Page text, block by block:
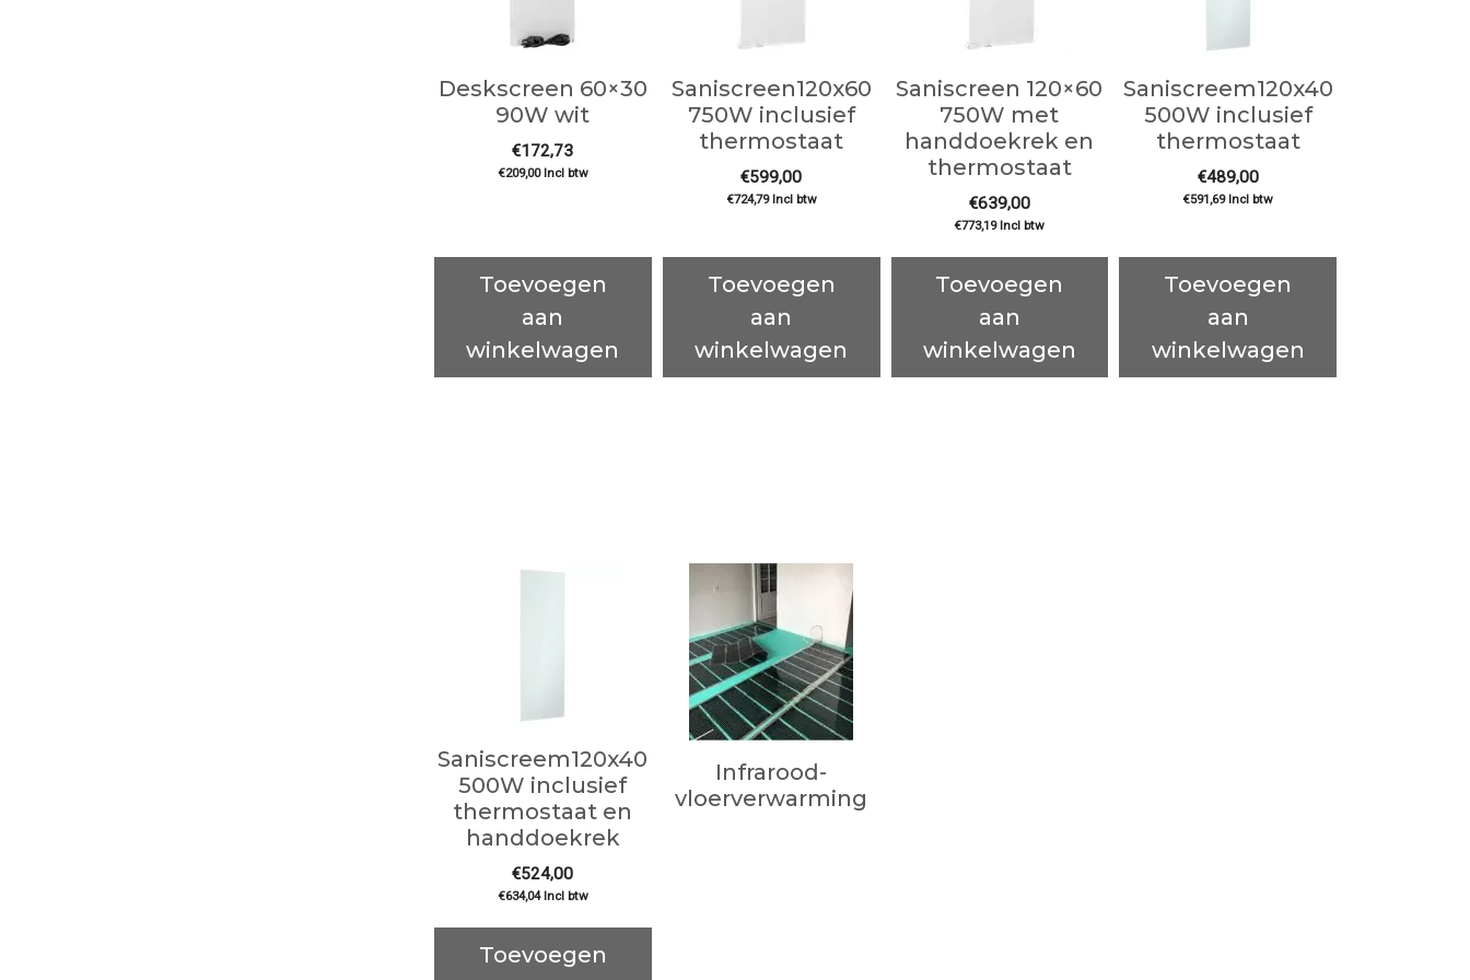
Deskscreen 60×30
90W wit
€172,73
€209,00Incl btw
Toevoegen
aan
winkelwagen
Saniscreen120x60
750W inclusief
thermostaat
€599,00
€724,79Incl btw
Toevoegen
aan
winkelwagen
Saniscreen 120×60
750W met
handdoekrek en
thermostaat
€639,00
€773,19Incl btw
Toevoegen
aan
winkelwagen
Saniscreem120x40
500W inclusief
thermostaat
€489,00
€591,69Incl btw
Toevoegen
aan
winkelwagen
Saniscreem120x40
500W inclusief
thermostaat en
handdoekrek
€524,00
€634,04Incl btw
Toevoegen
Infrarood-
vloerverwarming